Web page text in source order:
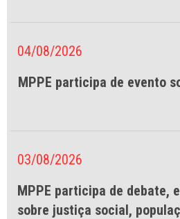
04/08/2026
MPPE participa de evento
03/08/2026
MPPE participa de debate,
sobre justiça social,